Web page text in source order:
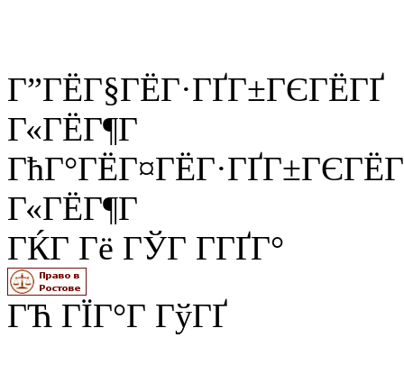
Г”ГЁГ§ГЁГ·ГҐГ±ГЄГЁГҐ
Г«ГЁГ¶Г
Г«ГЁГ¶Г
ГЌГ Гё ГЎГ Г­ГҐГ°
ГЋ ГЇГ°Г ГўГҐ